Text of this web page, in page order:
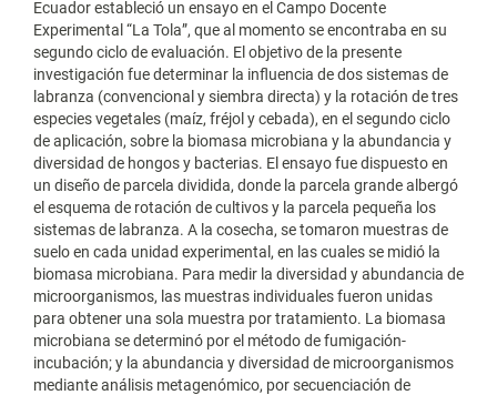
Ecuador estableció un ensayo en el Campo Docente
Experimental “La Tola”, que al momento se encontraba en su
segundo ciclo de evaluación. El objetivo de la presente
investigación fue determinar la influencia de dos sistemas de
labranza (convencional y siembra directa) y la rotación de tres
especies vegetales (maíz, fréjol y cebada), en el segundo ciclo
de aplicación, sobre la biomasa microbiana y la abundancia y
diversidad de hongos y bacterias. El ensayo fue dispuesto en
un diseño de parcela dividida, donde la parcela grande albergó
el esquema de rotación de cultivos y la parcela pequeña los
sistemas de labranza. A la cosecha, se tomaron muestras de
suelo en cada unidad experimental, en las cuales se midió la
biomasa microbiana. Para medir la diversidad y abundancia de
microorganismos, las muestras individuales fueron unidas
para obtener una sola muestra por tratamiento. La biomasa
microbiana se determinó por el método de fumigación-
incubación; y la abundancia y diversidad de microorganismos
mediante análisis metagenómico, por secuenciación de